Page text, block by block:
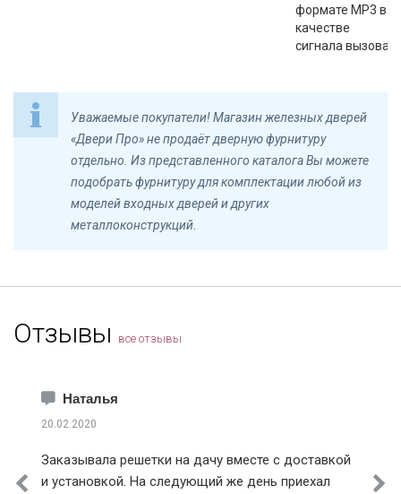
формате MP3 в
качестве
сигнала вызова
Уважаемые покупатели! Магазин железных дверей
«Двери Про» не продаёт дверную фурнитуру
отдельно. Из представленного каталога Вы можете
подобрать фурнитуру для комплектации любой из
моделей входных дверей и других
металлоконструкций.
Отзывы все отзывы
Наталья
20.02.2020
Заказывала решетки на дачу вместе с доставкой
и установкой. На следующий же день приехал